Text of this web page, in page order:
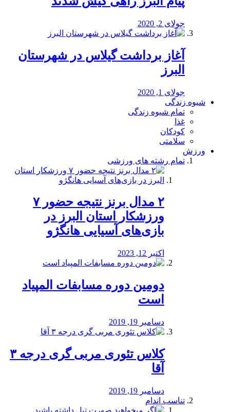
جولای 2, 2020
آغاز برداشت گیلاس در شهرستان
البرز
جولای 1, 2020
شیوه زندگی
تمام شیوه زندگی
غذا
کودکان
سلامتی
ورزش
تمام رشته های ورزشی
۲ مدال برنز نتیجه حضور ۷
ورزشکار استان البرز در
بازی‌های آسیایی هانگژو
اکتبر 12, 2023
دومین دوره مسابفات المپیاد
است
دسامبر 19, 2019
کلاس تئوری مربی گری درجه ۳
آقا
دسامبر 19, 2019
تناسب اندام